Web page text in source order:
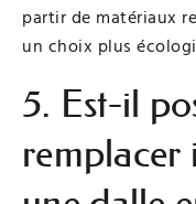
partir de matériaux
un choix plus
5. Est-il
remplacer